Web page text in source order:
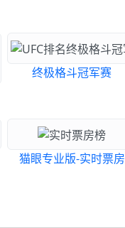
终极格斗冠军赛
猫眼专业版-实时票房